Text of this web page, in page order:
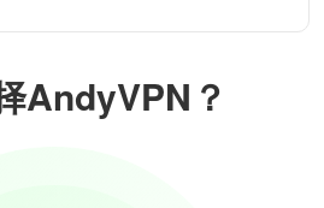
AndyVPN？